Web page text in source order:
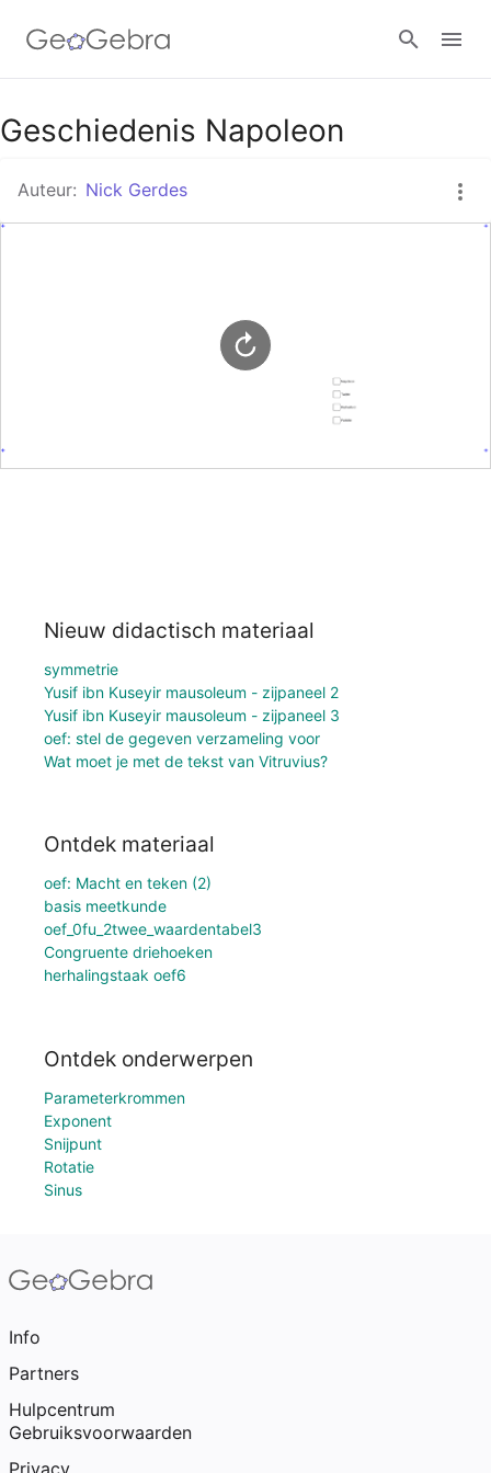
Google Classroom
GeoGebra Klaslokaal
Geschiedenis Napoleon
Auteur: Nick Gerdes
Nieuw didactisch materiaal
symmetrie
Yusif ibn Kuseyir mausoleum - zijpaneel 2
Yusif ibn Kuseyir mausoleum - zijpaneel 3
oef: stel de gegeven verzameling voor
Wat moet je met de tekst van Vitruvius?
Ontdek materiaal
oef: Macht en teken (2)
basis meetkunde
oef_0fu_2twee_waardentabel3
Congruente driehoeken
herhalingstaak oef6
Ontdek onderwerpen
Parameterkrommen
Exponent
Snijpunt
Rotatie
Sinus
Info
Partners
Hulpcentrum
Gebruiksvoorwaarden
Privacy